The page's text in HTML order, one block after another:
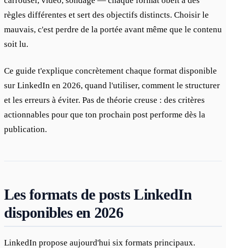
règles différentes et sert des objectifs distincts. Choisir le
mauvais, c'est perdre de la portée avant même que le contenu
soit lu.
Ce guide t'explique concrètement chaque format disponible
sur LinkedIn en 2026, quand l'utiliser, comment le structurer
et les erreurs à éviter. Pas de théorie creuse : des critères
actionnables pour que ton prochain post performe dès la
publication.
Les formats de posts LinkedIn
disponibles en 2026
LinkedIn propose aujourd'hui six formats principaux.